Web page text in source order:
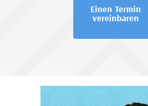
Einen Termin
vereinbaren